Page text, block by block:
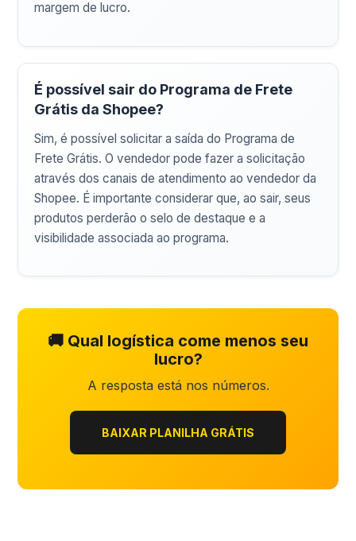
margem de lucro.
É possível sair do Programa de Frete
Grátis da Shopee?
Sim, é possível solicitar a saída do Programa de
Frete Grátis. O vendedor pode fazer a solicitação
através dos canais de atendimento ao vendedor da
Shopee. É importante considerar que, ao sair, seus
produtos perderão o selo de destaque e a
visibilidade associada ao programa.
🚚 Qual logística come menos seu
lucro?
A resposta está nos números.
BAIXAR PLANILHA GRÁTIS